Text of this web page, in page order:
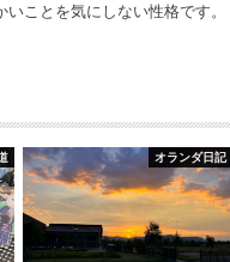
ことを気にしない性格です。
オランダ日記